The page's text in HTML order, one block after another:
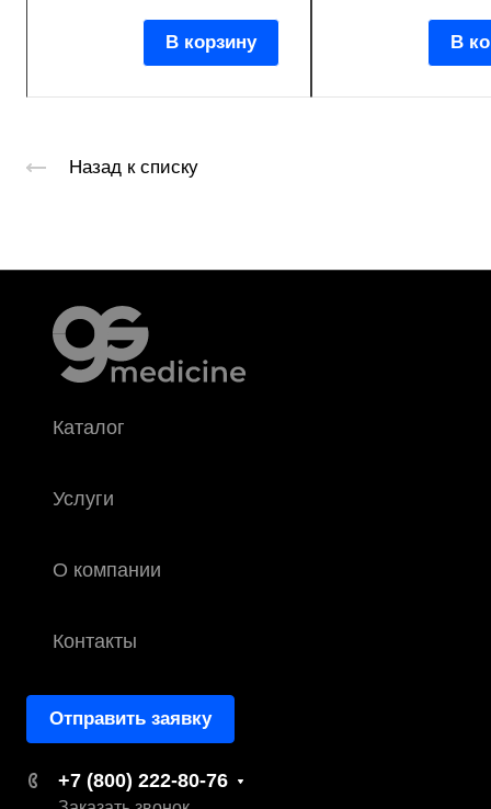
В корзину В
Назад к списку
Каталог
Услуги
О компании
Контакты
Отправить заявку
+7 (800) 222-80-76